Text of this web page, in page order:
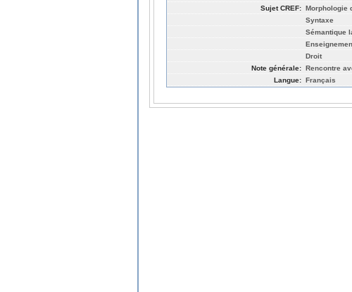
Sujet CREF: Morphologie
Syntaxe
Sémantique
Droit
Note générale: Rencontre
Langue: Français